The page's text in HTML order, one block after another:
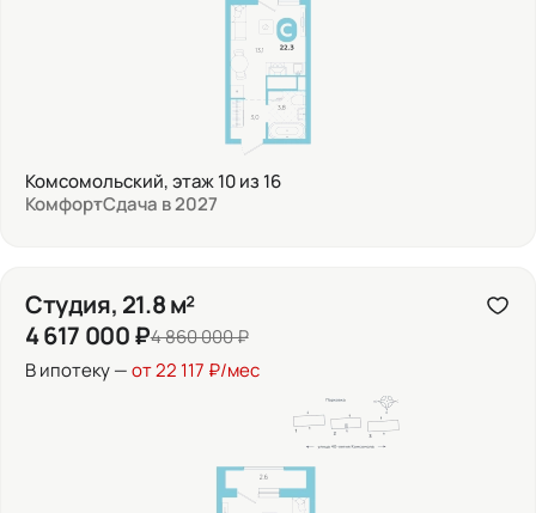
Комсомольский, этаж 10 из 16
КомфортСдача в 2027
Студия, 21.8 м²
4 617 000 ₽4 860 000 ₽
В ипотеку —от 22 117 ₽/мес